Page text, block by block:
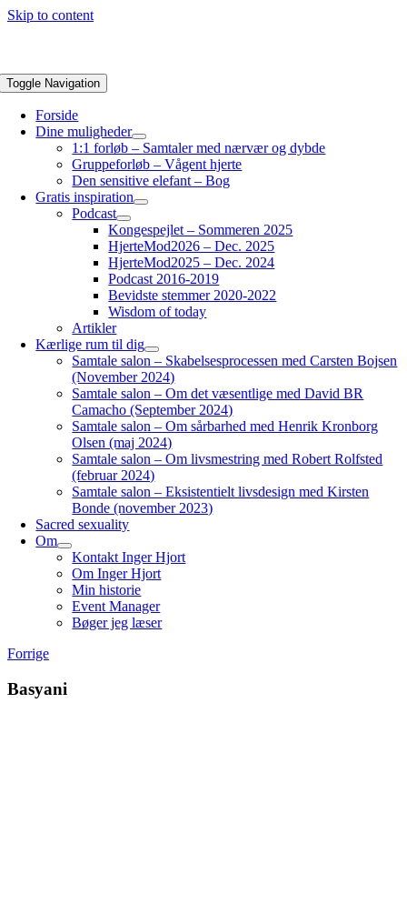
Skip to content
Toggle Navigation
Forside
Dine muligheder
1:1 forløb – Samtaler med nærvær og dybde
Gruppeforløb – Vågent hjerte
Den sensitive elefant – Bog
Gratis inspiration
Podcast
Kongespejlet – Sommeren 2025
HjerteMod2026 – Dec. 2025
HjerteMod2025 – Dec. 2024
Podcast 2016-2019
Bevidste stemmer 2020-2022
Wisdom of today
Artikler
Kærlige rum til dig
Samtale salon – Skabelsesprocessen med Carsten Bojsen
(November 2024)
Samtale salon – Om det væsentlige med David BR
Camacho (September 2024)
Samtale salon – Om sårbarhed med Henrik Kronborg
Olsen (maj 2024)
Samtale salon – Om livsmestring med Robert Rolfsted
(februar 2024)
Samtale salon – Eksistentielt livsdesign med Kirsten
Bonde (november 2023)
Sacred sexuality
Om
Kontakt Inger Hjort
Om Inger Hjort
Min historie
Event Manager
Bøger jeg læser
Forrige
Basyani